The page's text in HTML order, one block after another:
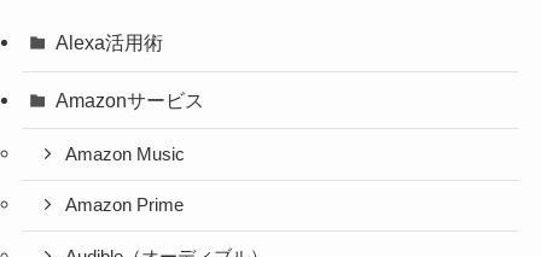
Alexa活用術
Amazonサービス
Amazon Music
Amazon Prime